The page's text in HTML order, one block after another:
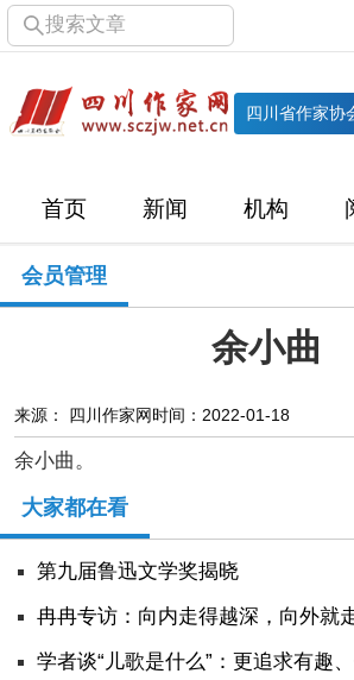
搜索文章
四川省作家协
首页 新闻 机构
机构
直属单位 团体会员 主管社
历届主席团
时政 文学动态
十百千
小说 散文 诗歌
校园文学 其他阅读 文学访
会员管理
余小曲
来源： 四川作家网时间：2022-01-18
余小曲。
大家都在看
第九届鲁迅文学奖揭晓
冉冉专访：向内走得越深，向外就
学者谈“儿歌是什么”：更追求有趣